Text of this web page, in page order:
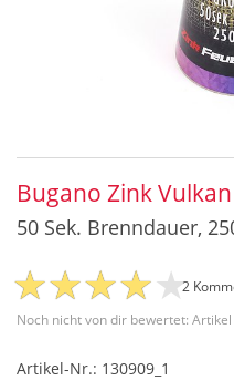
Bugano Zink
50 Sek. Brenndauer,
Noch nicht von dir bewertet:
2
Artikel-Nr.: 130909_1